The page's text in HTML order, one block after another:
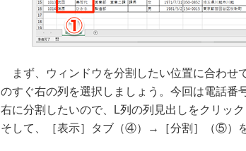
まず、ウィンドウを分割したい位置に合わせ
のすぐ右の列を選択しましょう。今回は電話番
右に分割したいので、L列の列見出しをクリッ
そして、［表示］タブ（④）→［分割］（⑤）を